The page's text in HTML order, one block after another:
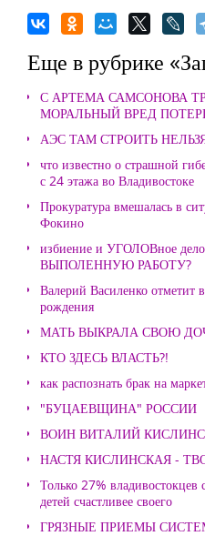
Еще в рубрике
С АРТЕМА САМСОНОВА
МОРАЛЬНЫЙ ВРЕД
АЭС ТАМ СТРОИТЬ
что известно о страшной
с 24 этажа во Владивостоке
Прокуратура вмешалась в
Фокино
избиение и УГОЛОВное
ВЫПОЛЕННУЮ РАБОТУ?
Валерий Василенко
рождения
МАТЬ ВЫКРАЛА СВОЮ
КТО ЗДЕСЬ ВЛАСТЬ?!
как распознать брак на
"БУЦАЕВЩИНА" РОССИИ
ВОИН ВИТАЛИЙ
НАСТЯ КИСЛИНСКАЯ -
Только 27% владивостокцев
детей счастливее своего
ГРЯЗНЫЕ ПРИЕМЫ